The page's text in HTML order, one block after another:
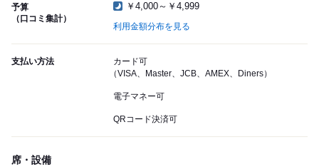
予算
（口コミ集計）
￥4,000～￥4,999
利用金額分布を見る
支払い方法
カード可
（VISA、Master、JCB、AMEX、Diners）
電子マネー可
QRコード決済可
席・設備